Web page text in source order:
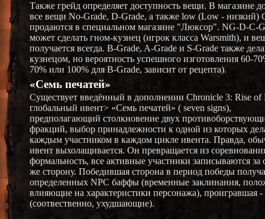
Также грейд определяет доступность вещи. В магазине
все вещи No-Grade, D-Grade, а также low (Low - низкий)
продаются в специальном магазине "Люксор". NG-D-C-
может сделать гном-кузнец (игрок класса Warsmith), и
получается всегда. В-Grade, A-Grade и S-Grade также
кузнецом, но вероятность успешного изготовления 60-
70% или 100% для B-Grade, зависит от рецепта).
«Семь печатей»
Существует введённый в дополнении Chronicle 3: Rise of
глобальный ивент> «Семь печатей» ( seven signs),
предполагающий столкновение двух
фракций, выбор принадлежности к одной из которых
каждым участником в каждом цикле ивента. Правда,
ивент выхолащивается. Он превращается из
формальность, все активные участники записываются за
же сторону. Победившая сторона в период победы
определенных NPC баффы (временные заклинания,
влияющие на характеристики персонажа), проигравшая
(соотвественно, ухудшающие).